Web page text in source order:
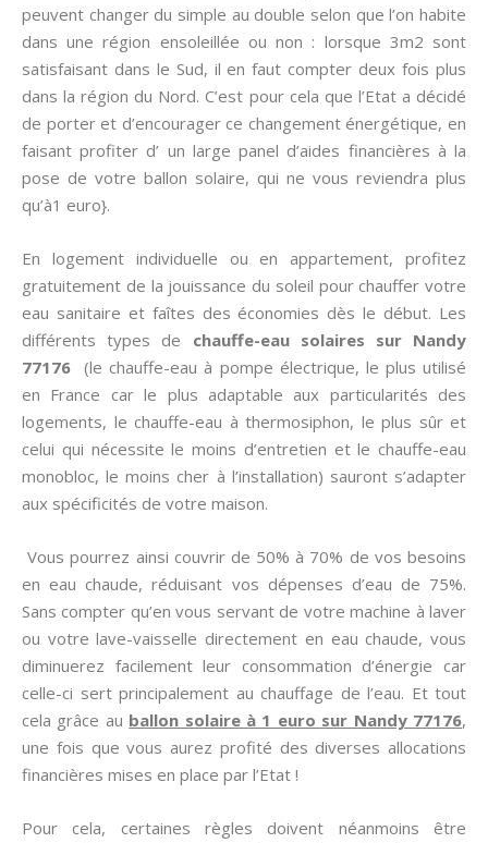
peuvent changer du simple au double selon que l’on habite
dans une région ensoleillée ou non : lorsque 3m2 sont
satisfaisant dans le Sud, il en faut compter deux fois plus
dans la région du Nord. C’est pour cela que l’Etat a décidé
de porter et d’encourager ce changement énergétique, en
faisant profiter d’ un large panel d’aides financières à la
pose de votre ballon solaire, qui ne vous reviendra plus
qu’à1 euro}.
En logement individuelle ou en appartement, profitez
gratuitement de la jouissance du soleil pour chauffer votre
eau sanitaire et faîtes des économies dès le début. Les
différents types de chauffe-eau solaires sur Nandy
77176 (le chauffe-eau à pompe électrique, le plus utilisé
en France car le plus adaptable aux particularités des
logements, le chauffe-eau à thermosiphon, le plus sûr et
celui qui nécessite le moins d’entretien et le chauffe-eau
monobloc, le moins cher à l’installation) sauront s’adapter
aux spécificités de votre maison.
Vous pourrez ainsi couvrir de 50% à 70% de vos besoins
en eau chaude, réduisant vos dépenses d’eau de 75%.
Sans compter qu’en vous servant de votre machine à laver
ou votre lave-vaisselle directement en eau chaude, vous
diminuerez facilement leur consommation d’énergie car
celle-ci sert principalement au chauffage de l’eau. Et tout
cela grâce au ballon solaire à 1 euro sur Nandy 77176,
une fois que vous aurez profité des diverses allocations
financières mises en place par l’Etat !
Pour cela, certaines règles doivent néanmoins être